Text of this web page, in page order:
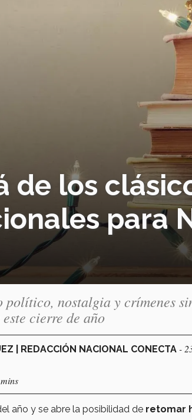
de los
para
político, nostalgia y crímenes
cierre de año
| REDACCIÓN NACIONAL CONECTA -
año y se abre la posibilidad de retomar